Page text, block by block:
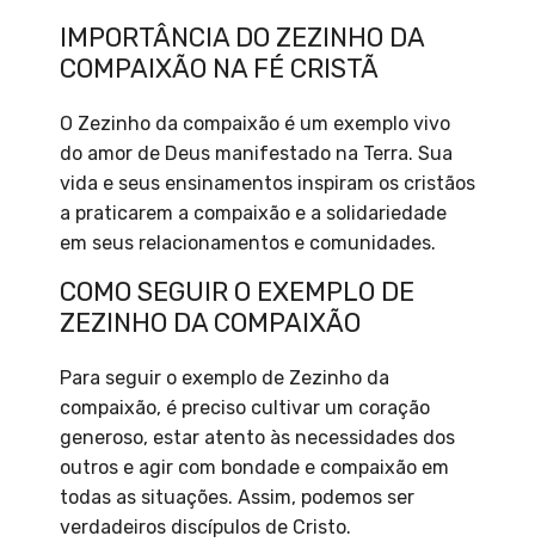
IMPORTÂNCIA DO ZEZINHO DA
COMPAIXÃO NA FÉ CRISTÃ
O Zezinho da compaixão é um exemplo vivo
do amor de Deus manifestado na Terra. Sua
vida e seus ensinamentos inspiram os cristãos
a praticarem a compaixão e a solidariedade
em seus relacionamentos e comunidades.
COMO SEGUIR O EXEMPLO DE
ZEZINHO DA COMPAIXÃO
Para seguir o exemplo de Zezinho da
compaixão, é preciso cultivar um coração
generoso, estar atento às necessidades dos
outros e agir com bondade e compaixão em
todas as situações. Assim, podemos ser
verdadeiros discípulos de Cristo.